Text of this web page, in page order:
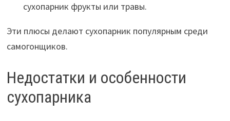
сухопарник фрукты или травы.
Эти плюсы делают сухопарник популярным среди
самогонщиков.
Недостатки и особенности
сухопарника